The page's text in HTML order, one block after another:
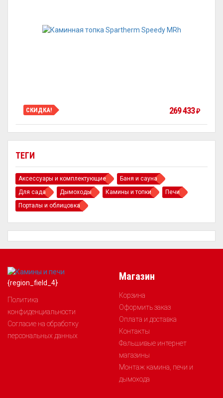
ТЕГИ
Аксессуары и комплектующие
Баня и сауна
Для сада
Дымоходы Камины и топки
Печи
Порталы и облицовка
СКИДКА! 269 433 ₽
{region_field_4}
Политика
конфиденциальности
Согласие на обработку
персональных данных
Магазин
Корзина
Оформить заказ
Оплата и доставка
Контакты
Фальшивые интернет
магазины
Монтаж камина, печи и
дымохода